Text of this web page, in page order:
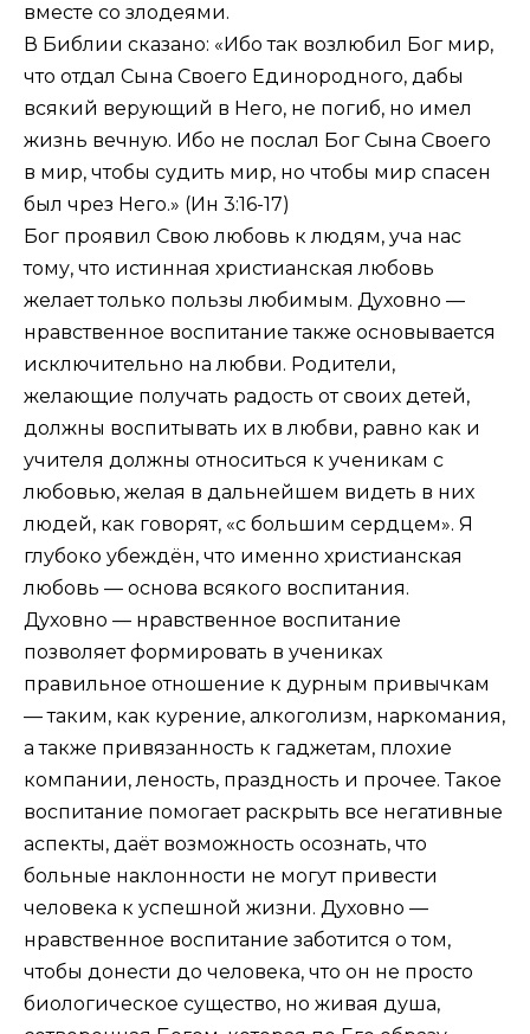
вместе со злодеями.
В Библии сказано: «Ибо так возлюбил Бог мир,
что отдал Сына Своего Единородного, дабы
всякий верующий в Него, не погиб, но имел
жизнь вечную. Ибо не послал Бог Сына Своего
в мир, чтобы судить мир, но чтобы мир спасен
был чрез Него.» (Ин 3:16-17)
Бог проявил Свою любовь к людям, уча нас
тому, что истинная христианская любовь
желает только пользы любимым. Духовно —
нравственное воспитание также основывается
исключительно на любви. Родители,
желающие получать радость от своих детей,
должны воспитывать их в любви, равно как и
учителя должны относиться к ученикам с
любовью, желая в дальнейшем видеть в них
людей, как говорят, «с большим сердцем». Я
глубоко убеждён, что именно христианская
любовь — основа всякого воспитания.
Духовно — нравственное воспитание
позволяет формировать в учениках
правильное отношение к дурным привычкам
— таким, как курение, алкоголизм, наркомания,
а также привязанность к гаджетам, плохие
компании, леность, праздность и прочее. Такое
воспитание помогает раскрыть все негативные
аспекты, даёт возможность осознать, что
больные наклонности не могут привести
человека к успешной жизни. Духовно —
нравственное воспитание заботится о том,
чтобы донести до человека, что он не просто
биологическое существо, но живая душа,